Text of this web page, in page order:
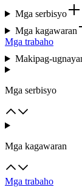
Mga serbisyo
Mga kagawaran
Mga trabaho
Makipag-
Mga serbisyo
Mga kagawaran
Mga trabaho